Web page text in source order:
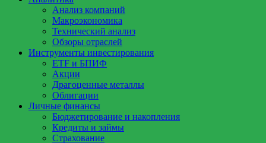
Анализ компаний
Макроэкономика
Технический анализ
Обзоры отраслей
Инструменты инвестирования
ETF и БПИФ
Акции
Драгоценные металлы
Облигации
Личные финансы
Бюджетирование и накопления
Кредиты и займы
Страхование